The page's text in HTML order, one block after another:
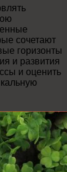
сочетают
горизонты
и развития
и оценить